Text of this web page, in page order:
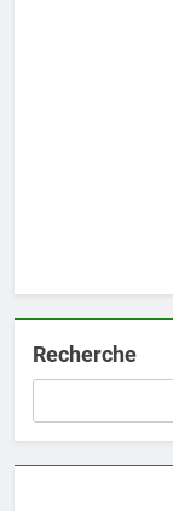
Recherche